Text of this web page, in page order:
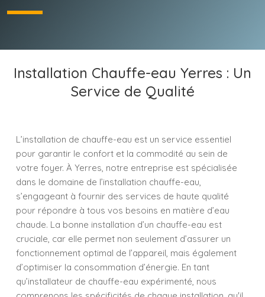
Installation Chauffe-eau Yerres : Un
Service de Qualité
L’installation de chauffe-eau est un service essentiel
pour garantir le confort et la commodité au sein de
votre foyer. À Yerres, notre entreprise est spécialisée
dans le domaine de l’installation chauffe-eau,
s’engageant à fournir des services de haute qualité
pour répondre à tous vos besoins en matière d’eau
chaude. La bonne installation d’un chauffe-eau est
cruciale, car elle permet non seulement d’assurer un
fonctionnement optimal de l’appareil, mais également
d’optimiser la consommation d’énergie. En tant
qu’installateur de chauffe-eau expérimenté, nous